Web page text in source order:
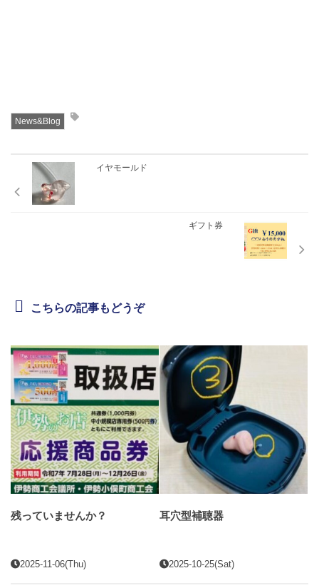
News&Blog
イヤモールド
ギフト券
こちらの記事もどうぞ
残っていませんか？
2025-11-06(Thu)
耳穴型補聴器
2025-10-25(Sat)